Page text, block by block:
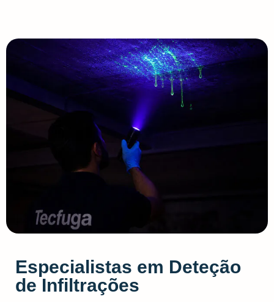
Especialistas em Deteção
de Infiltrações